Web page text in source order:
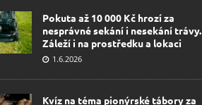
Pokuta až 10 000 Kč hrozí za
nesprávné sekání i nesekání trávy.
Záleží i na prostředku a lokaci
1.6.2026
Kvíz na téma pionýrské tábory za